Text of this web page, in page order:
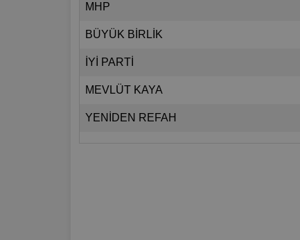
MHP
BÜYÜK BİRLİK
İYİ PARTİ
MEVLÜT KAYA
YENİDEN REFAH